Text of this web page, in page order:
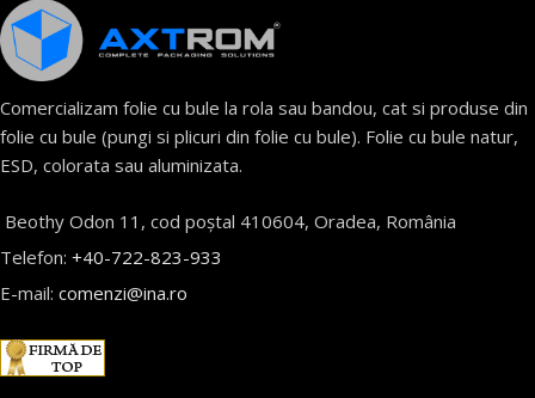
Comercializam folie cu bule la rola sau bandou, cat si produse din
folie cu bule (pungi si plicuri din folie cu bule). Folie cu bule natur,
ESD, colorata sau aluminizata.
Beothy Odon 11, cod poștal 410604, Oradea, România
Telefon: +40-722-823-933
E-mail: comenzi@ina.ro